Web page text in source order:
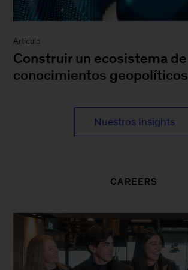
Artículo
Construir un ecosistema de
conocimientos geopolíticos
Nuestros Insights
CAREERS